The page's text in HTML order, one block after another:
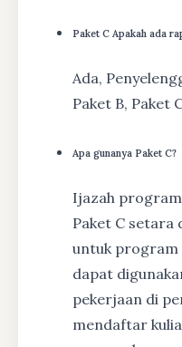
Paket C Apakah ada
Ada,
Paket B, Paket
Apa gunanya Paket C?
Ijazah
Paket C setara
untuk program
dapat
pekerjaan di
mendaftar